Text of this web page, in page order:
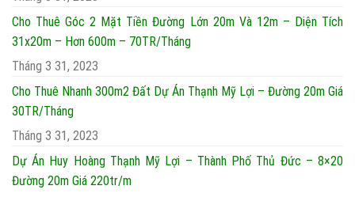
Cho Thuê Góc 2 Mặt Tiền Đường Lớn 20m Và 12m – Diện Tích
31x20m – Hơn 600m – 70TR/Tháng
Tháng 3 31, 2023
Cho Thuê Nhanh 300m2 Đất Dự Án Thạnh Mỹ Lợi – Đường 20m Giá
30TR/Tháng
Tháng 3 31, 2023
Dự Án Huy Hoàng Thạnh Mỹ Lợi – Thành Phố Thủ Đức – 8×20
Đường 20m Giá 220tr/m